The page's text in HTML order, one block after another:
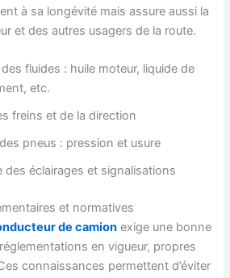
à sa longévité mais assure aussi la
et des autres usagers de la route.
fluides : huile moteur, liquide de
etc.
freins et de la direction
pneus : pression et usure
des éclairages et signalisations
et normatives
de camion exige une bonne
en vigueur, propres
connaissances permettent d’éviter